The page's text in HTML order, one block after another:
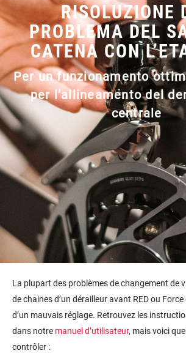
RISOLUZIONE
PROBLEMA DEL
CATENA CON
Per un funzionamento
per l’allineamento del
centrale
La plupart des problèmes de changement de
de chaines d’un dérailleur avant RED ou
d’un mauvais réglage. Retrouvez les
dans notre manuel d’utilisateur, mais voici
contrôler :